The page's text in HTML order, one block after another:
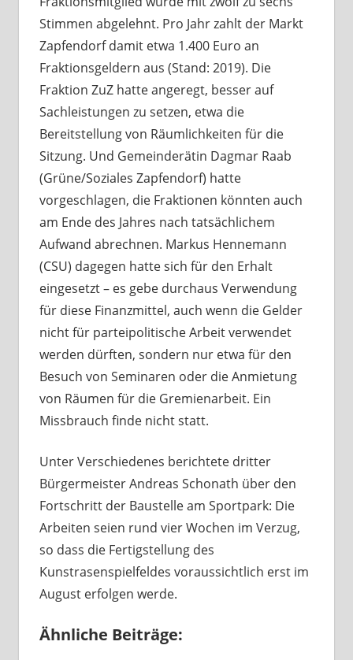
Stimmen abgelehnt. Pro Jahr zahlt der Markt
Zapfendorf damit etwa 1.400 Euro an
Fraktionsgeldern aus (Stand: 2019). Die
Fraktion ZuZ hatte angeregt, besser auf
Sachleistungen zu setzen, etwa die
Bereitstellung von Räumlichkeiten für die
Sitzung. Und Gemeinderätin Dagmar Raab
(Grüne/Soziales Zapfendorf) hatte
vorgeschlagen, die Fraktionen könnten auch
am Ende des Jahres nach tatsächlichem
Aufwand abrechnen. Markus Hennemann
(CSU) dagegen hatte sich für den Erhalt
eingesetzt – es gebe durchaus Verwendung
für diese Finanzmittel, auch wenn die Gelder
nicht für parteipolitische Arbeit verwendet
werden dürften, sondern nur etwa für den
Besuch von Seminaren oder die Anmietung
von Räumen für die Gremienarbeit. Ein
Missbrauch finde nicht statt.
Unter Verschiedenes berichtete dritter
Bürgermeister Andreas Schonath über den
Fortschritt der Baustelle am Sportpark: Die
Arbeiten seien rund vier Wochen im Verzug,
so dass die Fertigstellung des
Kunstrasenspielfeldes voraussichtlich erst im
August erfolgen werde.
Ähnliche Beiträge: